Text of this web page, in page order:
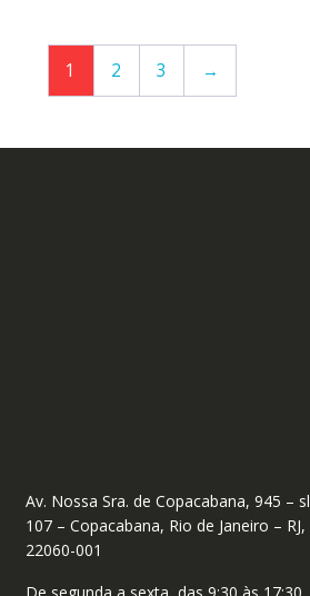
1 2 3 →
Av. Nossa Sra. de Copacabana, 945 – sl
107 – Copacabana, Rio de Janeiro – RJ,
22060-001